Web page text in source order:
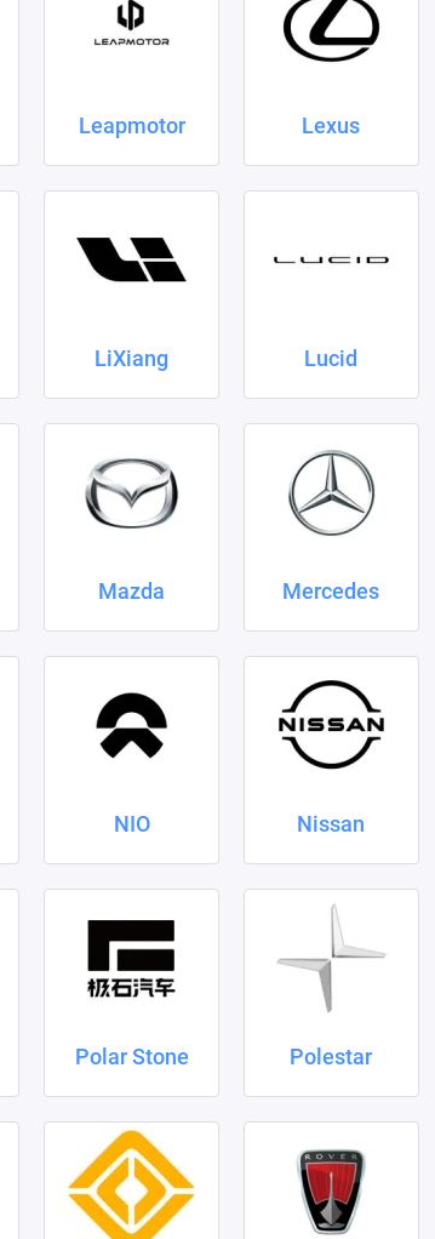
Leapmotor Lexus
LiXiang Lucid
Mazda Mercedes
NIO Nissan
Polar Stone Polestar